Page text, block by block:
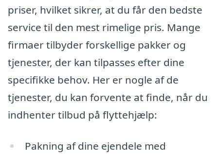
priser, hvilket sikrer, at du får den bedste
service til den mest rimelige pris. Mange
firmaer tilbyder forskellige pakker og
tjenester, der kan tilpasses efter dine
specifikke behov. Her er nogle af de
tjenester, du kan forvente at finde, når du
indhenter tilbud på flyttehjælp:
Pakning af dine ejendele med